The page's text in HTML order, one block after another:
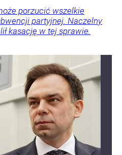
porzucić wszelkie
partyjnej. Naczelny
kasację w tej sprawie.